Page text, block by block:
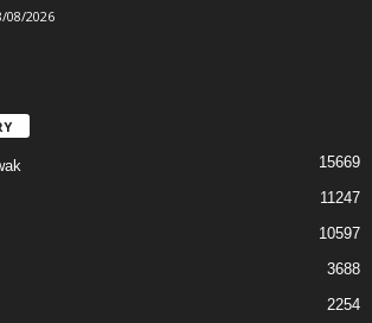
08/2026
15669
11247
10597
3688
2254